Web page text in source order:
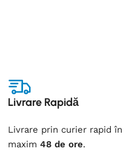
Livrare Rapidă
Livrare prin curier rapidîn
maxim48 de ore.